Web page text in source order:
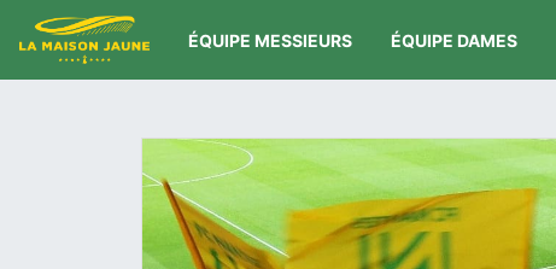
ÉQUIPE MESSIEURS ÉQUIPE DAMES